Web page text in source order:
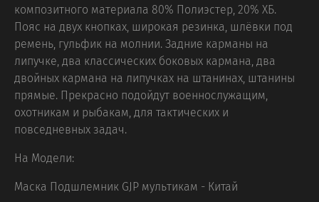
композитного материала 80% Полиэстер, 20% ХБ.
Пояс на двух кнопках, широкая резинка, шлёвки под
ремень, гульфик на молнии. Задние карманы на
липучке, два классических боковых кармана, два
двойных кармана на липучках на штанинах, штанины
прямые. Прекрасно подойдут военнослужащим,
охотникам и рыбакам, для тактических и
повседневных задач.
На Модели:
Маска Подшлемник GJP мультикам - Китай